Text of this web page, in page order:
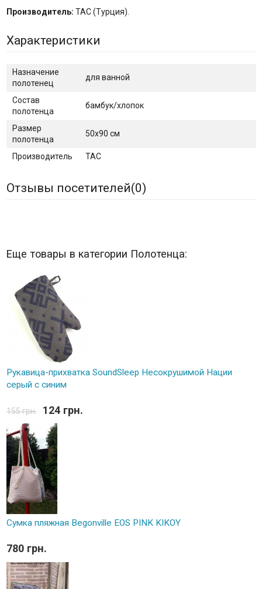
Производитель: ТАС (Турция).
Характеристики
Назначение
полотенец
для ванной
Состав
полотенца
бамбук/хлопок
Размер
полотенца
50х90 см
Производитель TAC
Отзывы посетителей(0)
Еще товары в категории Полотенца:
Рукавица-прихватка SoundSleep Несокрушимой Нации
серый с синим
155 грн. 124 грн.
Сумка пляжная Begonville EOS PINK KIKOY
780 грн.